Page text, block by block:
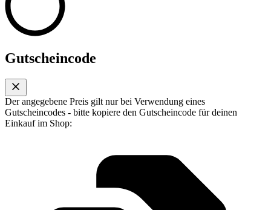
Gutscheincode
Der angegebene Preis gilt nur bei Verwendung eines
Gutscheincodes - bitte kopiere den Gutscheincode für deinen
Einkauf im Shop: